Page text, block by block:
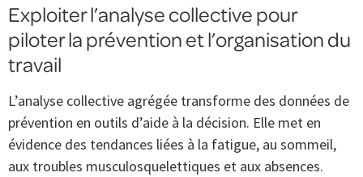
Exploiter l’analyse collective pour
piloter la prévention et l’organisation du
travail
L’analyse collective agrégée transforme des données de
prévention en outils d’aide à la décision. Elle met en
évidence des tendances liées à la fatigue, au sommeil,
aux troubles musculosquelettiques et aux absences.